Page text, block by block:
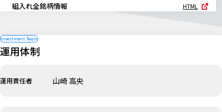
組入れ全銘柄情報 HTML
運用体制
運用責任者 山崎 高央